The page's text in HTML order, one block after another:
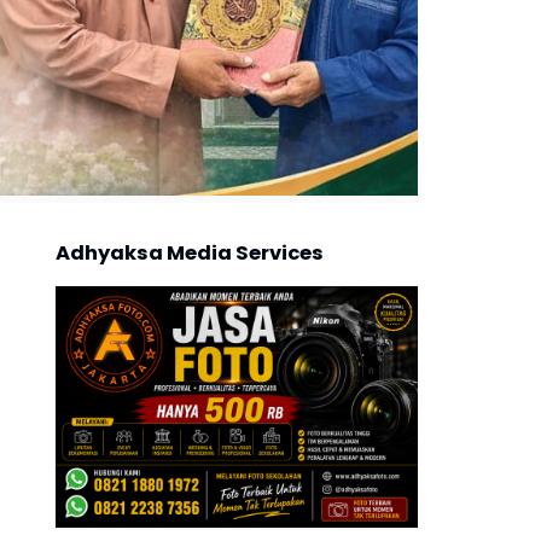
Adhyaksa Media Services